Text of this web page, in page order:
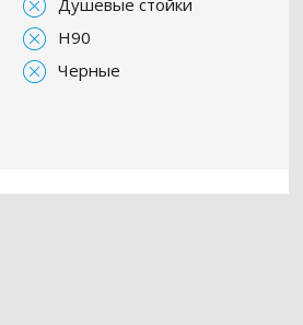
Душевые стойки
H90
Черные